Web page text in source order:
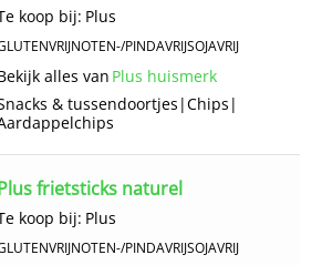
koop bij: Plus
NOTEN-/PINDAVRIJSOJAVRIJ
alles van Plus huismerk
& tussendoortjes |Chips |
frietsticks naturel
koop bij: Plus
NOTEN-/PINDAVRIJSOJAVRIJ